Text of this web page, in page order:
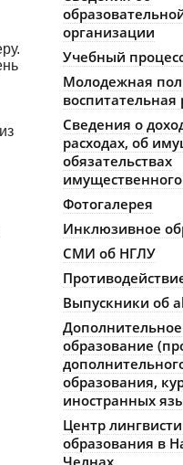
организации
Учебный
Молодежная
воспитательная
Сведения о
расходах, об
обязательствах
Фотогалерея
Инклюзивное
СМИ об НГЛУ
Выпускники об
Дополнительное
образование
образования,
иностранных
Центр
образования в
Челнах